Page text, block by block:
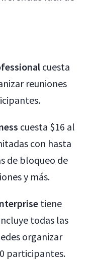
cuesta
reuniones
cuesta $16 al
con hasta
de bloqueo de
y más.
tiene
todas las
organizar
participantes.